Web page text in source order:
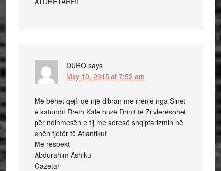
DURO says
May 10, 2015 at 7:52 am
Më bëhet qejfi që një dibran me rrënjë nga Sinet
e katundit Rreth Kale buzë Drinit të Zi vlerësohet
për ndihmesën e tij me adresë shqiptarizmin në
anën tjetër të Atlantikut
Me respekt
Abdurahim Ashiku
Gazetar